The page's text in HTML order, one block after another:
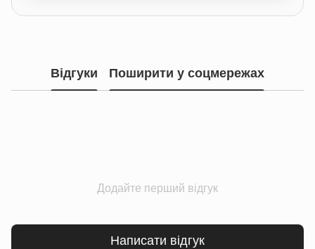
Відгуки Поширити у соцмережах
Додайте перший відгук
Написати відгук